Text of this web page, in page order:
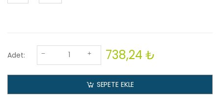
Adet: 738,24 ₺
SEPETE EKLE